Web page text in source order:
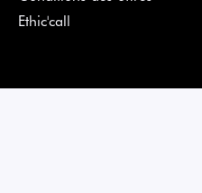
Ethic'call